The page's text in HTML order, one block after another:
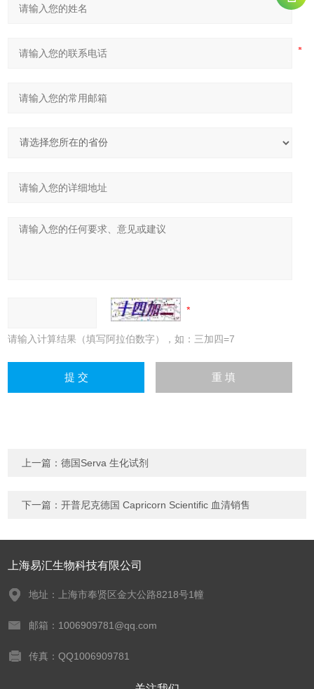
请输入计算结果（填写阿拉伯数字），如：三加四=7
上一篇：德国Serva 生化试剂
下一篇：开普尼克德国 Capricorn Scientific 血清销售
上海易汇生物科技有限公司
地址：上海市奉贤区金大公路8218号1幢
邮箱：1006909781@qq.com
传真：QQ1006909781